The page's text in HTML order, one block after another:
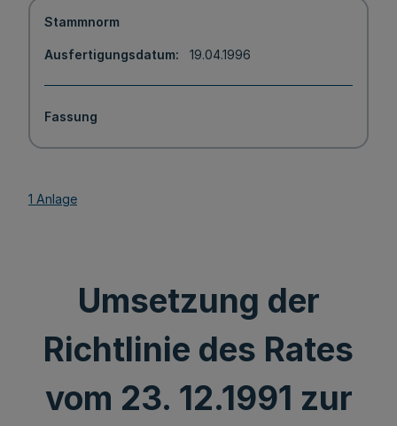
Stammnorm
Ausfertigungsdatum 19.04.1996
Fassung
1 Anlage
Umsetzung der
Richtlinie des Rates
vom 23. 12.1991 zur